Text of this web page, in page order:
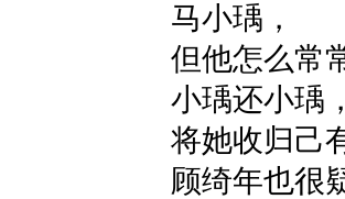
马小瑀，
但他怎么常
小瑀还小瑀
将她收归
顾绮年也很